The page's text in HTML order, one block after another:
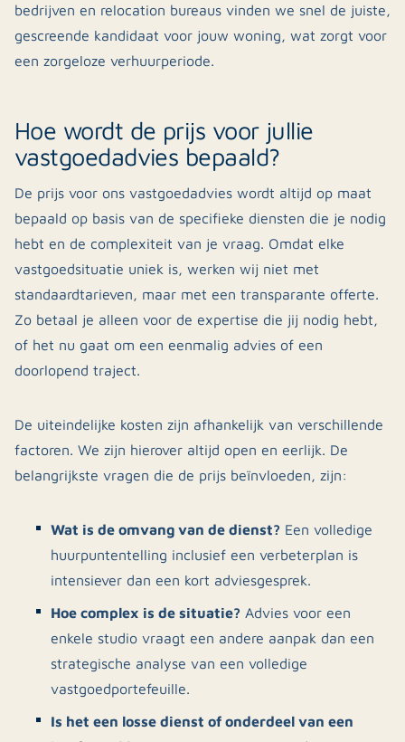
bedrijven en relocation bureaus vinden we snel de juiste,
gescreende kandidaat voor jouw woning, wat zorgt voor
een zorgeloze verhuurperiode.
Hoe wordt de prijs voor jullie
vastgoedadvies bepaald?
De prijs voor ons vastgoedadvies wordt altijd op maat
bepaald op basis van de specifieke diensten die je nodig
hebt en de complexiteit van je vraag. Omdat elke
vastgoedsituatie uniek is, werken wij niet met
standaardtarieven, maar met een transparante offerte.
Zo betaal je alleen voor de expertise die jij nodig hebt,
of het nu gaat om een eenmalig advies of een
doorlopend traject.
De uiteindelijke kosten zijn afhankelijk van verschillende
factoren. We zijn hierover altijd open en eerlijk. De
belangrijkste vragen die de prijs beïnvloeden, zijn:
Wat is de omvang van de dienst? Een volledige
huurpuntentelling inclusief een verbeterplan is
intensiever dan een kort adviesgesprek.
Hoe complex is de situatie? Advies voor een
enkele studio vraagt een andere aanpak dan een
strategische analyse van een volledige
vastgoedportefeuille.
Is het een losse dienst of onderdeel van een